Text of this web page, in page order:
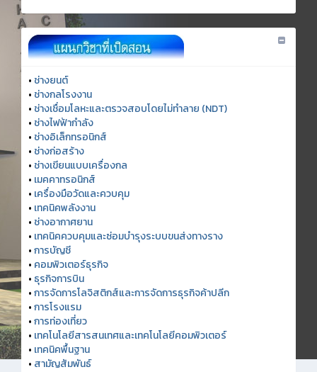
• ช่างยนต์
• ช่างกลโรงงาน
• ช่างเชื่อมโลหะและตรวจสอบโดยไม่ทำลาย (NDT)
• ช่างไฟฟ้ากำลัง
• ช่างอิเล็กทรอนิกส์
• ช่างก่อสร้าง
• ช่างเขียนแบบเครื่องกล
• เมคคาทรอนิกส์
• เครื่องมือวัดและควบคุม
• เทคนิคพลังงาน
• ช่างอากาศยาน
• เทคนิคควบคุมและซ่อมบำรุงระบบขนส่งทางราง
•การบัญชี
• คอมพิวเตอร์ธุรกิจ
• ธุรกิจการบิน
•การจัดการโลจิสติกส์และการจัดการธุรกิจค้าปลีก
•การโรงแรม
•การท่องเที่ยว
• เทคโนโลยีสารสนเทศและเทคโนโลยีคอมพิวเตอร์
• เทคนิคพื้นฐาน
• สามัญสัมพันธ์